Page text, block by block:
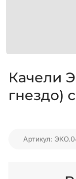
Качели
гнездо)
Артикул: